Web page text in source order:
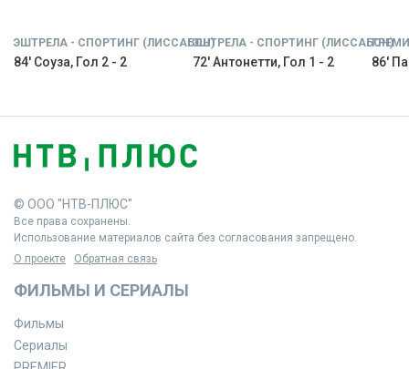
ЭШТРЕЛА - СПОРТИНГ (ЛИССАБОН)
84' Соуза, Гол 2 - 2
ЭШТРЕЛА - СПОРТИНГ (ЛИССАБОН)
72' Антонетти, Гол 1 - 2 86'
© ООО "НТВ-ПЛЮС"
Все права сохранены.
Использование материалов сайта без согласования запрещено.
О проекте
Обратная связь
ФИЛЬМЫ И СЕРИАЛЫ
Фильмы
Сериалы